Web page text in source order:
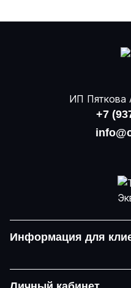
ИП Пяткова
+7
Информация для